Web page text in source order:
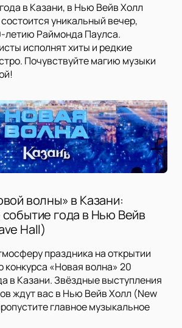
в Казани, в Нью Вейв Холл
уникальный вечер,
летию Раймонда Паулса.
исполнят хиты и редкие
Почувствуйте магию музыки
волны» в Казани:
года в Нью Вейв
Hall)
праздника на открытии
«Новая волна» 20
в Казани. Звёздные выступления
ждут вас в Нью Вейв Холл (New
главное музыкальное